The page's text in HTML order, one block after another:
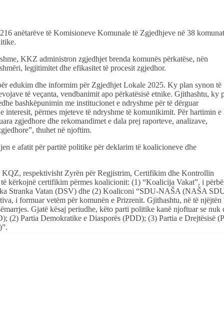
anëtarëve të Komisioneve Komunale të Zgjedhjeve në 38
KKZ administron zgjedhjet brenda komunës përkatëse, nën
legjitimitet dhe efikasitet të procesit zgjedhor.
edukim dhe informim për Zgjedhjet Lokale 2025. Ky plan synon të
të veçanta, vendbanimit apo përkatësisë etnike. Gjithashtu, ky
bashkëpunimin me institucionet e ndryshme për të dërguar
interesit, përmes mjeteve të ndryshme të komunikimit. Për hartimin
zgjedhore dhe rekomandimet e dala prej raporteve, analizave,
thuhet në njoftim.
e afatit për partitë politike për deklarim të koalicioneve dhe
KQZ, respektivisht Zyrën për Regjistrim, Certifikim dhe Kontrollin
kërkojnë certifikim përmes koalicionit: (1) “Koalicija Vakat”, i
Stranka Vatan (DSV) dhe (2) Koaliconi “SDU-NAŠA (NAŠA
i formuar vetëm për komunën e Prizrenit. Gjithashtu, në të njëjtën
Gjatë kësaj periudhe, këto parti politike kanë njoftuar se nuk
(2) Partia Demokratike e Diasporës (PDD); (3) Partia e Drejtësisë